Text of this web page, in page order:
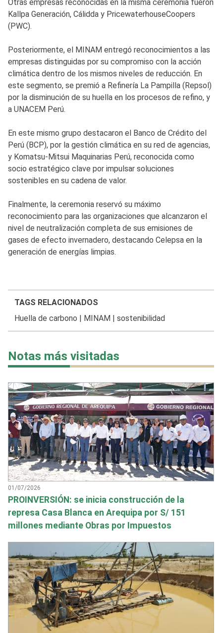
Otras empresas reconocidas en la misma ceremonia fueron
Kallpa Generación, Cálidda y PricewaterhouseCoopers
(PWC).
Posteriormente, el MINAM entregó reconocimientos a las
empresas distinguidas por su compromiso con la acción
climática dentro de los mismos niveles de reducción. En
este segmento, se premió a Refinería La Pampilla (Repsol)
por la disminución de su huella en los procesos de refino, y
a UNACEM Perú.
En este mismo grupo destacaron el Banco de Crédito del
Perú (BCP), por la gestión climática en su red de agencias,
y Komatsu-Mitsui Maquinarias Perú, reconocida como
socio estratégico clave por impulsar soluciones
sostenibles en su cadena de valor.
Finalmente, la ceremonia reservó su máximo
reconocimiento para las organizaciones que alcanzaron el
nivel de neutralización completa de sus emisiones de
gases de efecto invernadero, destacando Celepsa en la
generación de energías limpias.
TAGS RELACIONADOS
Huella de carbono | MINAM| sostenibilidad
Notas más visitadas
01/07/2026
PROINVERSIÓN: se inicia construcción de la
represa Casa Blanca en Arequipa por S/ 151
millones mediante Obras por Impuestos